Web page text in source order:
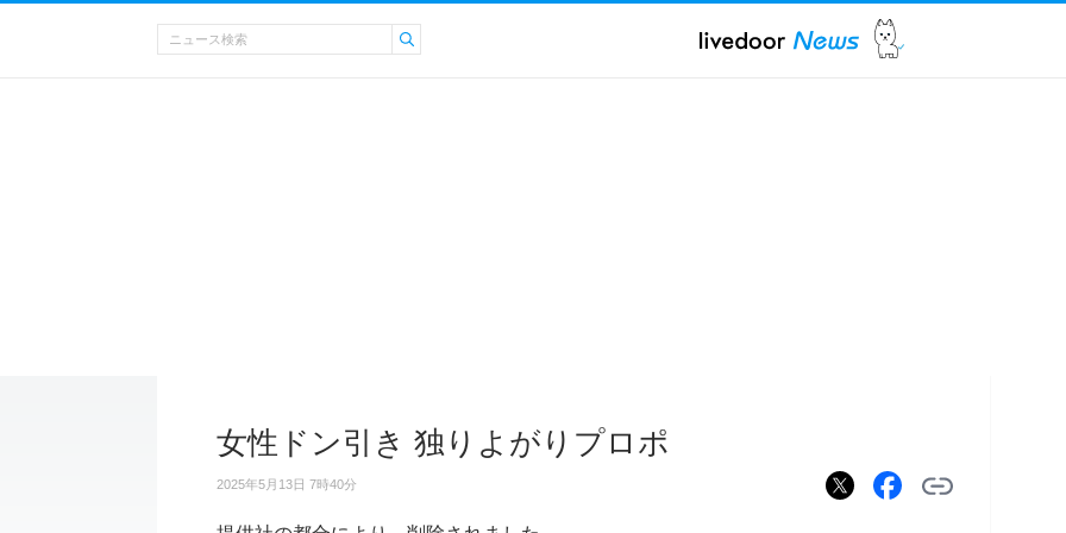
女性ドン引き 独りよがりプロポ
2025年5月13日 7時40分